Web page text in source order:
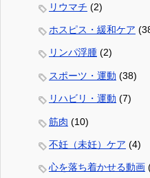
リウマチ (2)
ホスピス・緩和ケア
リンパ浮腫 (2)
スポーツ・運動 (38)
リハビリ・運動 (7)
筋肉 (10)
不妊（未妊）ケア (4)
心を落ち着かせる動画